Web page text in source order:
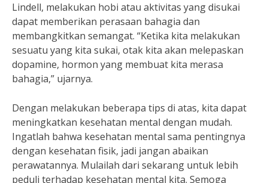
Lindell, melakukan hobi atau aktivitas yang disukai
dapat memberikan perasaan bahagia dan
membangkitkan semangat. “Ketika kita melakukan
sesuatu yang kita sukai, otak kita akan melepaskan
dopamine, hormon yang membuat kita merasa
bahagia,” ujarnya.
Dengan melakukan beberapa tips di atas, kita dapat
meningkatkan kesehatan mental dengan mudah.
Ingatlah bahwa kesehatan mental sama pentingnya
dengan kesehatan fisik, jadi jangan abaikan
perawatannya. Mulailah dari sekarang untuk lebih
peduli terhadap kesehatan mental kita. Semoga